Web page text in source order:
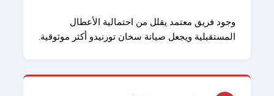
وجود فريق معتمد يقلل من احتمالية الأعطال
المستقبلية ويجعل صيانة سخان تورنيدو أكثر موثوقية.